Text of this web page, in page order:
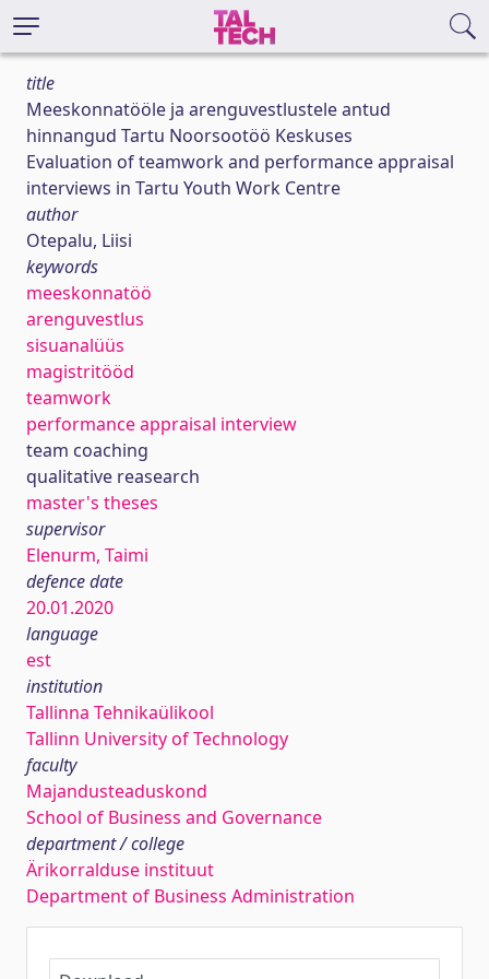
title
Meeskonnatööle ja arenguvestlustele antud
hinnangud Tartu Noorsootöö Keskuses
Evaluation of teamwork and performance appraisal
interviews in Tartu Youth Work Centre
author
Otepalu, Liisi
keywords
meeskonnatöö
arenguvestlus
sisuanalüüs
magistritööd
teamwork
performance appraisal interview
team coaching
qualitative reasearch
master's theses
supervisor
Elenurm, Taimi
defence date
20.01.2020
language
est
institution
Tallinna Tehnikaülikool
Tallinn University of Technology
faculty
Majandusteaduskond
School of Business and Governance
department / college
Ärikorralduse instituut
Department of Business Administration